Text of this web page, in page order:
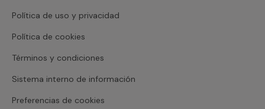
Política de uso y privacidad
Política de cookies
Términos y condiciones
Sistema interno de información
Preferencias de cookies